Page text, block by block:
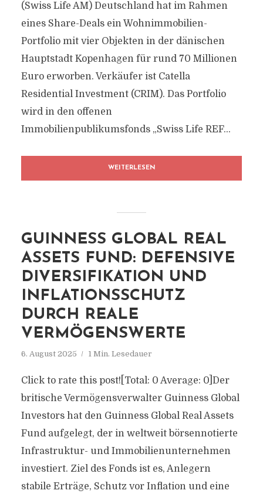
(Swiss Life AM) Deutschland hat im Rahmen
eines Share-Deals ein Wohnimmobilien-
Portfolio mit vier Objekten in der dänischen
Hauptstadt Kopenhagen für rund 70 Millionen
Euro erworben. Verkäufer ist Catella
Residential Investment (CRIM). Das Portfolio
wird in den offenen
Immobilienpublikumsfonds „Swiss Life REF...
WEITERLESEN
GUINNESS GLOBAL REAL
ASSETS FUND: DEFENSIVE
DIVERSIFIKATION UND
INFLATIONSSCHUTZ
DURCH REALE
VERMÖGENSWERTE
6. August 2025 1 Min. Lesedauer
Click to rate this post![Total: 0 Average: 0]Der
britische Vermögensverwalter Guinness Global
Investors hat den Guinness Global Real Assets
Fund aufgelegt, der in weltweit börsennotierte
Infrastruktur- und Immobilienunternehmen
investiert. Ziel des Fonds ist es, Anlegern
stabile Erträge, Schutz vor Inflation und eine